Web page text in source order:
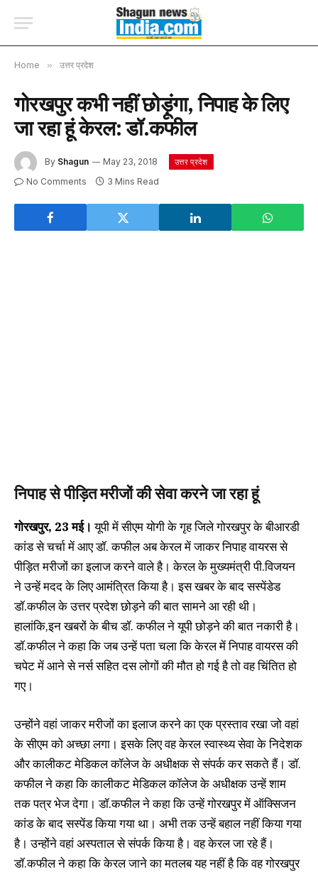
Home » उत्तर प्रदेश
गोरखपुर कभी नहीं छोड़ूंगा, निपाह के लिए
जा रहा हूं केरल: डॉ.कफील
By Shagun May 23, 2018 उत्तर प्रदेश
No Comments 3 Mins Read
निपाह से पीड़ित मरीजों की सेवा करने जा रहा हूं
गोरखपुर, 23 मई। यूपी में सीएम योगी के गृह जिले गोरखपुर के बीआरडी
कांड से चर्चा में आए डॉ. कफील अब केरल में जाकर निपाह वायरस से
पीड़ित मरीजों का इलाज करने वाले है। केरल के मुख्यमंत्री पी.विजयन
ने उन्हें मदद के लिए आमंत्रित किया है। इस खबर के बाद सस्पेंडेड
डॉ.कफील के उत्तर प्रदेश छोड़ने की बात सामने आ रही थी।
हालांकि,इन खबरों के बीच डॉ. कफील ने यूपी छोड़ने की बात नकारी है।
डॉ.कफील ने कहा कि जब उन्हें पता चला कि केरल में निपाह वायरस की
चपेट में आने से नर्स सहित दस लोगों की मौत हो गई है तो वह चिंतित हो
गए।
उन्होंने वहां जाकर मरीजों का इलाज करने का एक प्रस्ताव रखा जो वहां
के सीएम को अच्छा लगा। इसके लिए वह केरल स्वास्थ्य सेवा के निदेशक
और कालीकट मेडिकल कॉलेज के अधीक्षक से संपर्क कर सकते हैं। डॉ.
कफील ने कहा कि कालीकट मेडिकल कॉलेज के अधीक्षक उन्हें शाम
तक पत्र भेज देगा। डॉ.कफील ने कहा कि उन्हें गोरखपुर में ऑक्सिजन
कांड के बाद सस्पेंड किया गया था। अभी तक उन्हें बहाल नहीं किया गया
है। उन्होंने वहां अस्पताल से संपर्क किया है। वह केरल जा रहे हैं।
डॉ.कफील ने कहा कि केरल जाने का मतलब यह नहीं है कि वह गोरखपुर